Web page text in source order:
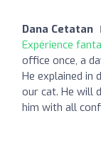
Dana Cetatan
Expérience
office once, a
He explained in
our cat. He will
him with all